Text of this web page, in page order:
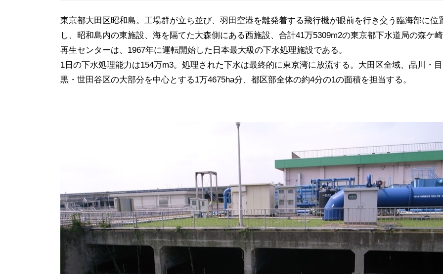
東京都大田区昭和島。工場群が立ち並び、羽田空港を離発着する飛行機が眼前を行き交う臨海部に位
し、昭和島内の東施設、海を隔てた大森側にある西施設、合計41万5309m2の東京都下水道局の森ケ
再生センターは、1967年に運転開始した日本最大級の下水処理施設である。
1日の下水処理能力は154万m3。処理された下水は最終的に東京湾に放流する。大田区全域、品川・目
黒・世田谷区の大部分を中心とする1万4675ha分、都区部全体の約4分の1の面積を担当する。